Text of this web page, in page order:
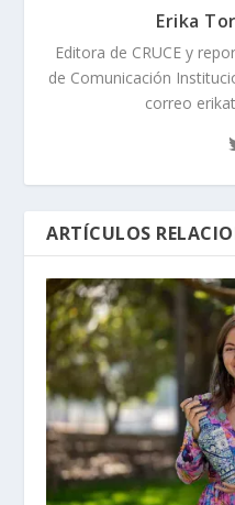
Erika
Editora de CRUCE y
de Comunicación
correo
ARTÍCULOS